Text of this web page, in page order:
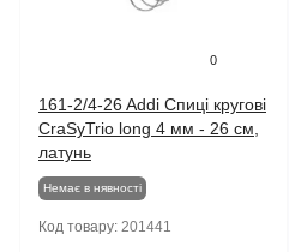
0
161-2/4-26 Addi Спиці кругові
CraSyTrio long 4 мм - 26 см,
латунь
Немає в нявності
Код товару: 201441